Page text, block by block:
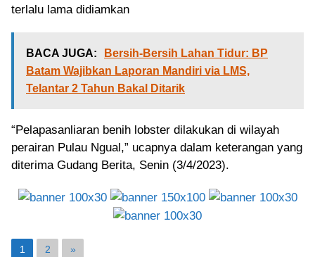
terlalu lama didiamkan
BACA JUGA:
Bersih-Bersih Lahan Tidur: BP
Batam Wajibkan Laporan Mandiri via LMS,
Telantar 2 Tahun Bakal Ditarik
“Pelapasanliaran benih lobster dilakukan di wilayah
perairan Pulau Ngual,” ucapnya dalam keterangan yang
diterima Gudang Berita, Senin (3/4/2023).
1 2 »